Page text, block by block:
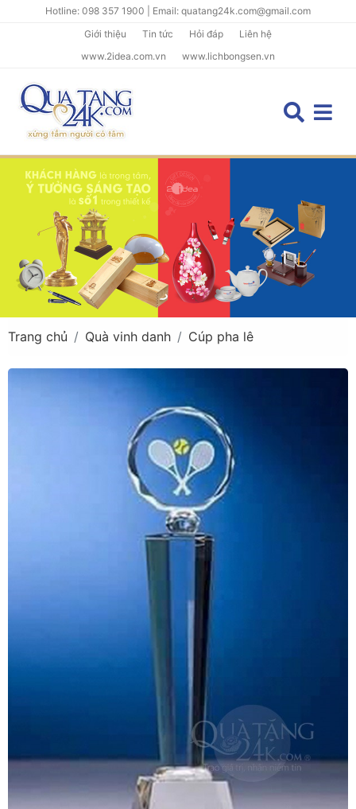
Hotline: 098 357 1900 | Email: quatang24k.com@gmail.com
Giới thiệu
Tin tức Hỏi đáp
Liên hệ
www.2idea.com.vn
www.lichbongsen.vn
Trang chủ Quà vinh danh Cúp pha lê